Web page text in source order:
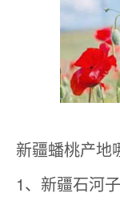
新疆蟠桃产地
1、新疆石河子